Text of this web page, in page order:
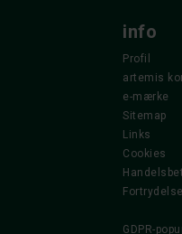
info
Profil
artemis
e-mærke
Sitemap
Links
Cookies
GDPR-